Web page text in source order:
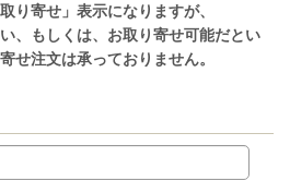
り寄せ」表示になりますが、
、もしくは、お取り寄せ可能だとい
せ注文は承っておりません。